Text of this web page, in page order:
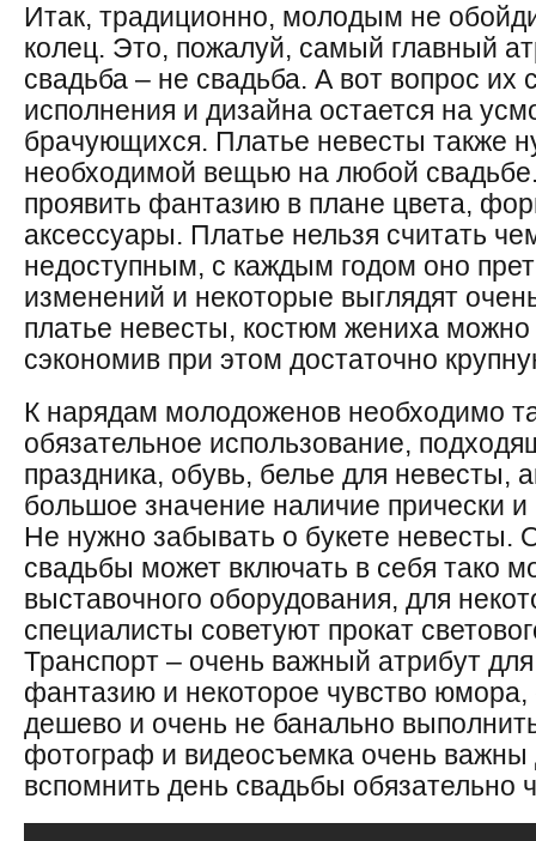
Итак, традиционно, молодым не
колец. Это, пожалуй, самый главный
свадьба – не свадьба. А вот вопрос их
исполнения и дизайна остается на
брачующихся. Платье невесты также
необходимой вещью на любой
проявить фантазию в плане цвета,
аксессуары. Платье нельзя считать
недоступным, с каждым годом оно
изменений и некоторые выглядят
платье невесты, костюм жениха можно
сэкономив при этом достаточно
К нарядам молодоженов необходимо
обязательное использование,
праздника, обувь, белье для невесты,
большое значение наличие прически
Не нужно забывать о букете невесты.
свадьбы может включать в себя тако
выставочного оборудования, для
специалисты советуют прокат
Транспорт – очень важный атрибут
фантазию и некоторое чувство юмора,
дешево и очень не банально
фотограф и видеосъемка очень важны
вспомнить день свадьбы обязательно